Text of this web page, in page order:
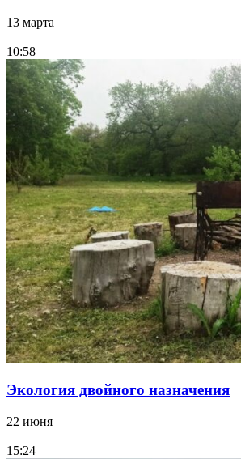
13 марта
10:58
Экология двойного назначения
22 июня
15:24